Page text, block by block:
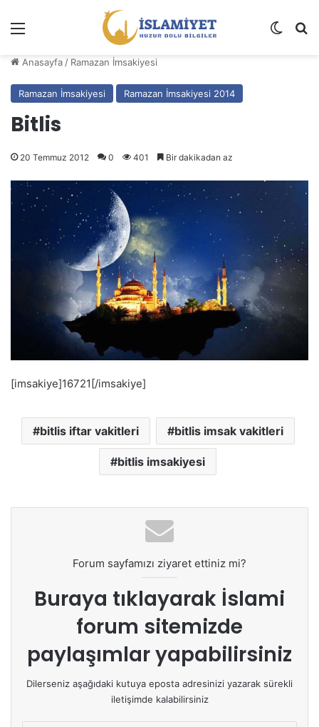
Dış
Anasayfa / Ramazan İmsakiyesi
Ramazan İmsakiyesi Ramazan İmsakiyesi 2014
Bitlis
20 Temmuz 2012 0 401 Bir dakikadan az
[imsakiye]16721[/imsakiye]
bitlis iftar vakitleri bitlis imsak vakitleri
bitlis imsakiyesi
Forum sayfamızı ziyaret ettiniz mi?
Buraya tıklayarak İslami
forum sitemizde
paylaşımlar yapabilirsiniz
Dilerseniz aşağıdaki kutuya eposta adresinizi yazarak sürekli
iletişimde kalabilirsiniz